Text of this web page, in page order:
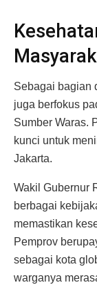
Sebagai bagian
juga berfokus
Sumber Waras.
kunci untuk
Jakarta.
Wakil Gubernur
berbagai
memastikan
Pemprov
sebagai kota
warganya